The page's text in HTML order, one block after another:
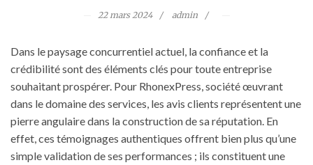
22 mars 2024 admin
Dans le paysage concurrentiel actuel, la confiance et la
crédibilité sont des éléments clés pour toute entreprise
souhaitant prospérer. Pour RhonexPress, société œuvrant
dans le domaine des services, les avis clients représentent une
pierre angulaire dans la construction de sa réputation. En
effet, ces témoignages authentiques offrent bien plus qu’une
simple validation de ses performances ; ils constituent une